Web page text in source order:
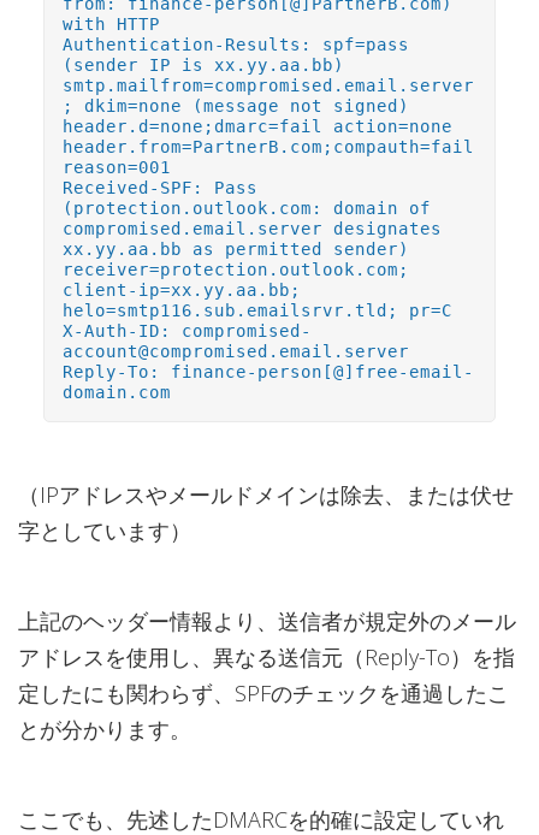
with HTTP
Authentication-Results: spf=pass
(sender IP is xx.yy.aa.bb)
smtp.mailfrom=compromised.email.server
; dkim=none (message not signed)
header.d=none;dmarc=fail action=none
header.from=PartnerB.com;compauth=fail
reason=001
Received-SPF: Pass
(protection.outlook.com: domain of
compromised.email.server designates
xx.yy.aa.bb as permitted sender)
receiver=protection.outlook.com;
client-ip=xx.yy.aa.bb;
helo=smtp116.sub.emailsrvr.tld; pr=C
X-Auth-ID: compromised-
account@compromised.email.server
Reply-To: finance-person[@]free-email-
domain.com
（IPアドレスやメールドメインは除去、または伏せ
字としています）
上記のヘッダー情報より、送信者が規定外のメール
アドレスを使用し、異なる送信元（Reply-To）を指
定したにも関わらず、SPFのチェックを通過したこ
とが分かります。
ここでも、先述したDMARCを的確に設定していれ